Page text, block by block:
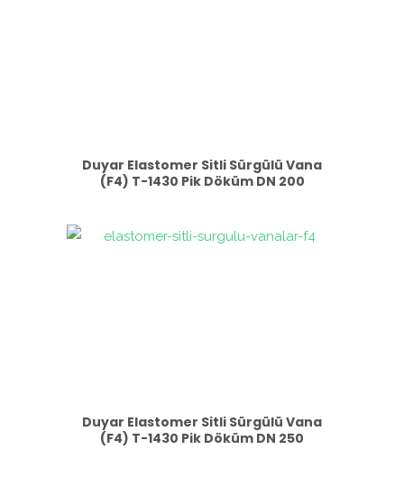
Duyar Elastomer Sitli Sürgülü Vana
(F4) T-1430 Pik Döküm DN 200
Duyar Elastomer Sitli Sürgülü Vana
(F4) T-1430 Pik Döküm DN 250